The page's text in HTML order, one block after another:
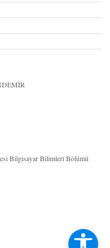
Bilgisayar Bilimleri Bölümü